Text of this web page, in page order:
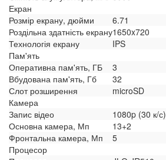
Екран
Розмір екрану, дюйми
6.71
Роздільна здатність екрану1650x720
Технологія екрану
IPS
Пам'ять
Оперативна пам'ять, ГБ
3
Вбудована пам'ять, Гб
32
Слот розширення
microSD
Камера
Запис відео
1080p (30 к/с)
Основна камера, Мп
13+2
Фронтальна камера, Мп
5
Процесор